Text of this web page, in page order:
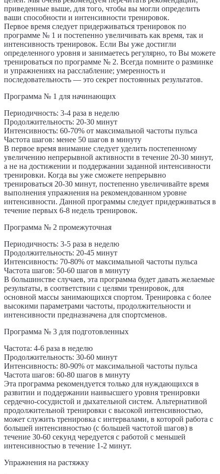
приведенные выше, для того, чтобы вы могли определить
ваши способности и интенсивности тренировок.
Первое время следует придерживаться тренировок по
программе № 1 и постепенно увеличивать как время, так и
интенсивность тренировок. Если Вы уже достигли
определенного уровня и занимаетесь регулярно, то Вы можете
тренироваться по программе № 2. Всегда помните о разминке
и упражнениях на расслабление; умеренность и
последовательность — это секрет постоянных результатов.
Программа № 1 для начинающих
Периодичность: 3-4 раза в неделю
Продолжительность: 20-30 минут
Интенсивность: 60-70% от максимальной частоты пульса
Частота шагов: менее 50 шагов в минуту
В первое время внимание следует уделить постепенному
увеличению непрерывной активности в течение 20-30 минут,
а не на достижении и поддержании заданной интенсивности
тренировки. Когда вы уже сможете непрерывно
тренироваться 20-30 минут, постепенно увеличивайте время
выполнения упражнения на рекомендованном уровне
интенсивности. Данной программы следует придерживаться в
течение первых 6-8 недель тренировок.
Программа № 2 промежуточная
Периодичность: 3-5 раза в неделю
Продолжительность: 20-45 минут
Интенсивность: 70-80% от максимальной частоты пульса
Частота шагов: 50-60 шагов в минуту
В большинстве случаев, эта программа будет давать желаемые
результаты, в соответствии с целями тренировок, для
основной массы занимающихся спортом. Тренировка с более
высокими параметрами частоты, продолжительности и
интенсивности предназначена для спортсменов.
Программа № 3 для подготовленных
Частота: 4-6 раза в неделю
Продолжительность: 30-60 минут
Интенсивность: 80-90% от максимальной частоты пульса
Частота шагов: 60-80 шагов в минуту
Эта программа рекомендуется только для нуждающихся в
развитии и поддержании наивысшего уровня тренировки
сердечно-сосудистой и дыхательной систем. Альтернативой
продолжительной тренировки с высокой интенсивностью,
может служить тренировка с интервалами, в которой работа с
большей интенсивностью (с большей частотой шагов) в
течение 30-60 секунд чередуется с работой с меньшей
интенсивностью в течение 1-2 минут.
Упражнения на растяжку